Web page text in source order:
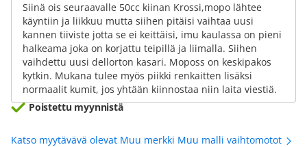
Siinä ois seuraavalle 50cc kiinan Krossi,mopo lähtee
käyntiin ja liikkuu mutta siihen pitäisi vaihtaa uusi
kannen tiiviste jotta se ei keittäisi, imu kaulassa on pieni
halkeama joka on korjattu teipillä ja liimalla. Siihen
vaihdettu uusi dellorton kasari. Moposs on keskipakos
kytkin. Mukana tulee myös piikki renkaitten lisäksi
normaalit kumit, jos yhtään kiinnostaa niin laita viestiä.
Poistettu myynnistä
Katso myytävävä olevat Muu merkki Muu malli vaihtomotot